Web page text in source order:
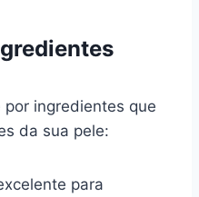
ingredientes que
da sua pele:
para